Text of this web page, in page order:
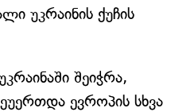
უკრაინის ქუჩის
შეიჭრა,
ევროპის სხვა